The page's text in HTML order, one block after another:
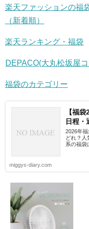
楽天ファッションの福
（新着順）
楽天ランキング・福袋
DEPACO(大丸松坂屋
福袋のカテゴリー
【福
日程・
2026年
どれ？
系の福袋
miggys-diary.com